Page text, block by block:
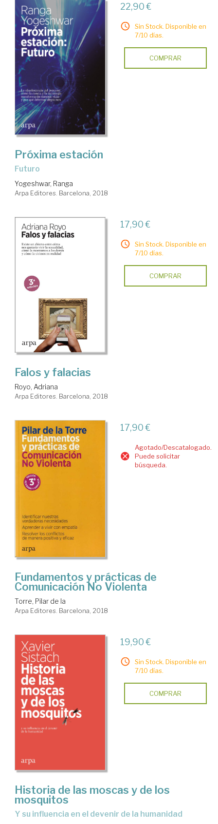
22,90 €
Sin Stock. Disponible en
7/10 días.
COMPRAR
Próxima estación
Futuro
Yogeshwar, Ranga
Arpa Editores. Barcelona, 2018
17,90 €
Sin Stock. Disponible en
7/10 días.
COMPRAR
Falos y falacias
Royo, Adriana
Arpa Editores. Barcelona, 2018
17,90 €
Agotado/Descatalogado.
Puede solicitar
búsqueda.
Fundamentos y prácticas de
Comunicación No Violenta
Torre, Pilar de la
Arpa Editores. Barcelona, 2018
19,90 €
Sin Stock. Disponible en
7/10 días.
COMPRAR
Historia de las moscas y de los
mosquitos
y su influencia en el devenir de la humanidad